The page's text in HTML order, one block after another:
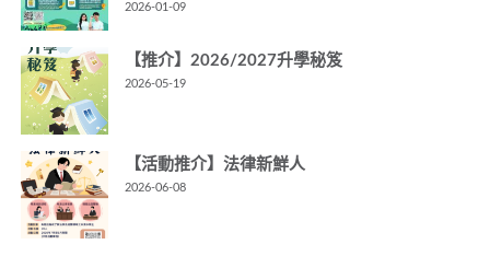
2026-01-09
【推介】2026/2027升學秘笈
2026-05-19
【活動推介】法律新鮮人
2026-06-08